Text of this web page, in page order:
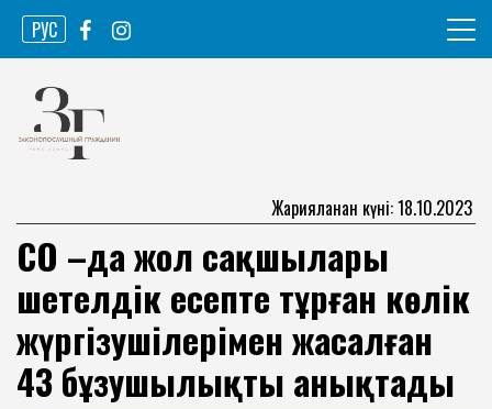
Skip
content
РУС
Законопослушный гражданин
Жарияланған күні: 18.10.2023
СҚО –да жол сақшылары
шетелдік есепте тұрған көлік
жүргізушілерімен жасалған
43 бұзушылықты анықтады